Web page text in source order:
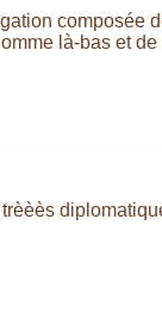
là-bas et